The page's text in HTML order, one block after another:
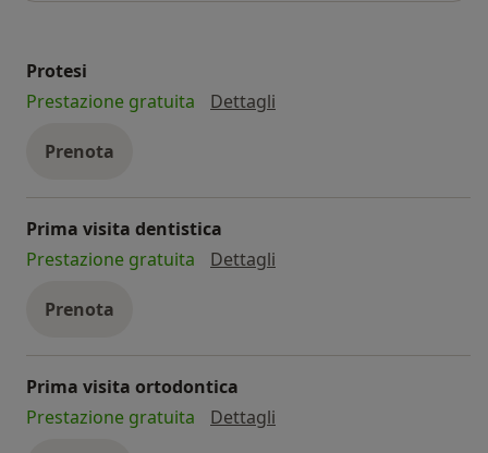
pazienti.
Protesi
Prestazione gratuita
Dettagli
Prenota
Prima visita dentistica
Prestazione gratuita
Dettagli
Prenota
Prima visita ortodontica
Prestazione gratuita
Dettagli